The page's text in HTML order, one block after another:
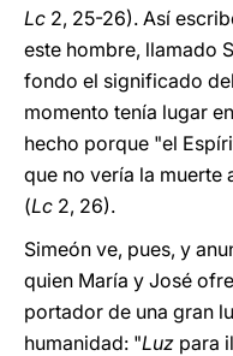
Lc 2, 25-26). Así
este hombre, llamado
fondo el significado
momento tenía lugar
hecho porque "el
que no vería la muerte
(Lc 2, 26).
Simeón ve, pues, y
quien María y José
portador de una gran
humanidad: "Luz para